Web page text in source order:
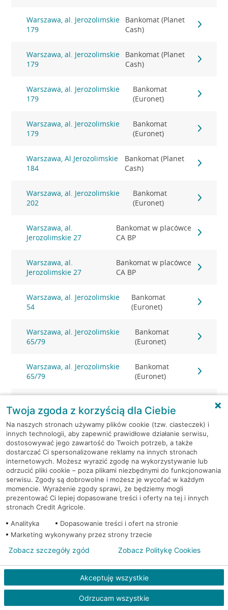
Warszawa, al. Jerozolimskie
179
Bankomat (Planet
Cash)
Warszawa, al. Jerozolimskie
179
Bankomat (Planet
Cash)
Warszawa, al. Jerozolimskie
179
Bankomat
(Euronet)
Warszawa, al. Jerozolimskie
179
Bankomat
(Euronet)
Warszawa, Al.Jerozolimskie
184
Bankomat (Planet
Cash)
Warszawa, al. Jerozolimskie
202
Bankomat
(Euronet)
Warszawa, al.
Jerozolimskie 27
Bankomat w placówce
CA BP
Warszawa, al.
Jerozolimskie 27
Bankomat w placówce
CA BP
Warszawa, al. Jerozolimskie
54
Bankomat
(Euronet)
Warszawa, al. Jerozolimskie
65/79
Bankomat
(Euronet)
Warszawa, al. Jerozolimskie
65/79
Bankomat
(Euronet)
87
Cash)
Warszawa, al. Jerozolimskie -
podziemia
Bankomat
(Euronet)
Warszawa, al. Józefa
Piłsudskiego 2
Bankomat
(Euronet)
Warszawa, al. KEN 19 Bankomat (Euronet)
Warszawa, al. KEN 20 Bankomat (Euronet)
Warszawa, al. KEN 36 Bankomat (Euronet)
Warszawa, al. KEN 47 lok. 289 Bankomat (Euronet)
Warszawa, al. Komisji Edukacji Bankomat w
Twoja zgoda z korzyścią dla Ciebie
Na naszych stronach używamy plików cookie (tzw. ciasteczek) i
innych technologii, aby zapewnić prawidłowe działanie serwisu,
dostosowywać jego zawartość do Twoich potrzeb, a także
dostarczać Ci spersonalizowane reklamy na innych stronach
internetowych. Możesz wyrazić zgodę na wykorzystywanie lub
odrzucić pliki cookie – poza plikami niezbędnymi do funkcjonowania
serwisu. Zgody są dobrowolne i możesz je wycofać w każdym
momencie. Wyrażenie zgody sprawi, że będziemy mogli
prezentować Ci lepiej dopasowane treści i oferty na tej i innych
stronach Credit Agricole.
Analityka
Dopasowanie treści i ofert na stronie
Marketing wykonywany przez strony trzecie
Akceptuję wszystkie
Odrzucam wszystkie
Zobacz szczegóły zgód Zobacz Politykę Cookies